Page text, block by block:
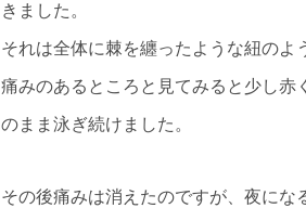
きました。
それは全体に棘を纏ったような紐のよ
痛みのあるところと見てみると少し赤
のまま泳ぎ続けました。
その後痛みは消えたのですが、夜にな